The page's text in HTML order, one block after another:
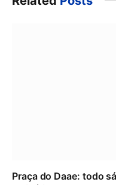
Praça do Daae: todo